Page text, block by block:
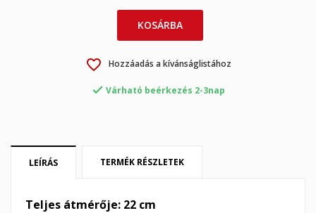
KOSÁRBA
favorite_border Hozzáadás a kívánságlistához
 Várható beérkezés 2-3nap
LEÍRÁS TERMÉK RÉSZLETEK
Teljes átmérője: 22 cm
My wishlists
Kívánságlista létrehozása
Kívánságlista neve
Mégsem Kívánságlista létrehozása
Be kell jelentkezned a termékek kívánságlistába történő